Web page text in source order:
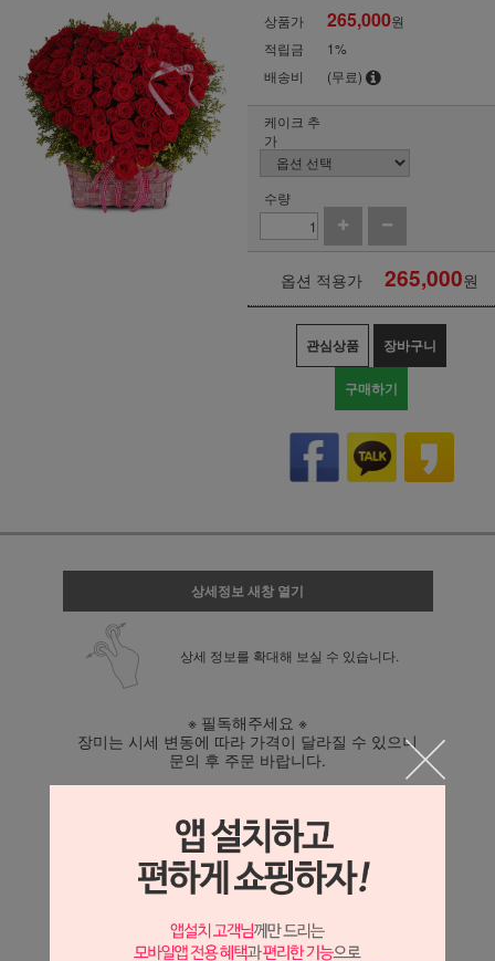
상품가 265,000원
적립금
1%
배송비
(무료)
케이크 추
가
수량
옵션 적용가 265,000원
관심상품 장바구니
구매하기
상세정보 새창 열기
상세 정보를 확대해 보실 수 있습니다.
※ 필독해주세요 ※
장미는 시세 변동에 따라 가격이 달라질 수 있으니
문의 후 주문 바랍니다.